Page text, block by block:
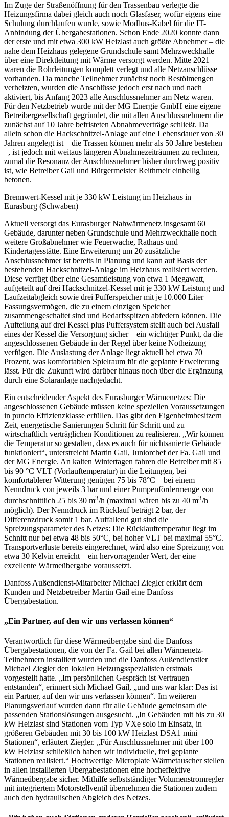
Im Zuge der Straßenöffnung für den Trassenbau verlegte die
Heizungsfirma dabei gleich auch noch Glasfaser, wofür eigens eine
Schulung durchlaufen wurde, sowie Modbus-Kabel für die IT-
Anbindung der Übergabestationen. Schon Ende 2020 konnte dann
der erste und mit etwa 300 kW Heizlast auch größte Abnehmer – die
nahe dem Heizhaus gelegene Grundschule samt Mehrzweckhalle –
über eine Direktleitung mit Wärme versorgt werden. Mitte 2021
waren die Rohrleitungen komplett verlegt und alle Netzanschlüsse
vorhanden. Da manche Teilnehmer zunächst noch Restölmengen
verheizten, wurden die Anschlüsse jedoch erst nach und nach
aktiviert, bis Anfang 2023 alle Anschlussnehmer am Netz waren.
Für den Netzbetrieb wurde mit der MG Energie GmbH eine eigene
Betreibergesellschaft gegründet, die mit allen Anschlussnehmern die
zunächst auf 10 Jahre befristeten Abnahmeverträge schließt. Da
allein schon die Hackschnitzel-Anlage auf eine Lebensdauer von 30
Jahren angelegt ist – die Trassen können mehr als 50 Jahre bestehen
–, ist jedoch mit weitaus längeren Abnahmezeiträumen zu rechnen,
zumal die Resonanz der Anschlussnehmer bisher durchweg positiv
ist, wie Betreiber Gail und Bürgermeister Reithmeir einhellig
betonen.
Brennwert-Kessel mit je 330 kW Leistung im Heizhaus in
Eurasburg (Schwaben)
Aktuell versorgt das Eurasburger Nahwärmenetz insgesamt 60
Gebäude, darunter neben Grundschule und Mehrzweckhalle noch
weitere Großabnehmer wie Feuerwache, Rathaus und
Kindertagesstätte. Eine Erweiterung um 20 zusätzliche
Anschlussnehmer ist bereits in Planung und kann auf Basis der
bestehenden Hackschnitzel-Anlage im Heizhaus realisiert werden.
Diese verfügt über eine Gesamtleistung von etwa 1 Megawatt,
aufgeteilt auf drei Hackschnitzel-Kessel mit je 330 kW Leistung und
Laufzeitabgleich sowie drei Pufferspeicher mit je 10.000 Liter
Fassungsvermögen, die zu einem einzigen Speicher
zusammengeschaltet sind und Bedarfsspitzen abfedern können. Die
Aufteilung auf drei Kessel plus Puffersystem stellt auch bei Ausfall
eines der Kessel die Versorgung sicher – ein wichtiger Punkt, da die
angeschlossenen Gebäude in der Regel über keine Notheizung
verfügen. Die Auslastung der Anlage liegt aktuell bei etwa 70
Prozent, was komfortablen Spielraum für die geplante Erweiterung
lässt. Für die Zukunft wird darüber hinaus noch über die Ergänzung
durch eine Solaranlage nachgedacht.
Ein entscheidender Aspekt des Eurasburger Wärmenetzes: Die
angeschlossenen Gebäude müssen keine speziellen Voraussetzungen
in puncto Effizienzklasse erfüllen. Das gibt den Eigenheimbesitzern
Zeit, energetische Sanierungen Schritt für Schritt und zu
wirtschaftlich verträglichen Konditionen zu realisieren. „Wir können
die Temperatur so gestalten, dass es auch für nichtsanierte Gebäude
funktioniert“, unterstreicht Martin Gail, Juniorchef der Fa. Gail und
der MG Energie. An kalten Wintertagen fahren die Betreiber mit 85
bis 90 °C VLT (Vorlauftemperatur) in die Leitungen, bei
komfortablerer Witterung genügen 75 bis 78°C – bei einem
Nenndruck von jeweils 3 bar und einer Pumpenfördermenge von
durchschnittlich 25 bis 30 m3/h (maximal wären bis zu 40 m3/h
möglich). Der Nenndruck im Rücklauf beträgt 2 bar, der
Differenzdruck somit 1 bar. Auffallend gut sind die
Spreizungsparameter des Netzes: Die Rücklauftemperatur liegt im
Schnitt nur bei etwa 48 bis 50°C, bei hoher VLT bei maximal 55°C.
Transportverluste bereits eingerechnet, wird also eine Spreizung von
etwa 30 Kelvin erreicht – ein hervorragender Wert, der eine
exzellente Wärmeübergabe voraussetzt.
Danfoss Außendienst-Mitarbeiter Michael Ziegler erklärt dem
Kunden und Netzbetreiber Martin Gail eine Danfoss
Übergabestation.
„Ein Partner, auf den wir uns verlassen können“
Verantwortlich für diese Wärmeübergabe sind die Danfoss
Übergabestationen, die von der Fa. Gail bei allen Wärmenetz-
Teilnehmern installiert wurden und die Danfoss Außendienstler
Michael Ziegler den lokalen Heizungsspezialisten erstmals
vorgestellt hatte. „Im persönlichen Gespräch ist Vertrauen
entstanden“, erinnert sich Michael Gail, „und uns war klar: Das ist
ein Partner, auf den wir uns verlassen können“. Im weiteren
Planungsverlauf wurden dann für alle Gebäude gemeinsam die
passenden Stationslösungen ausgesucht. „In Gebäuden mit bis zu 30
kW Heizlast sind Stationen vom Typ VXe solo im Einsatz, in
größeren Gebäuden mit 30 bis 100 kW Heizlast DSA1 mini
Stationen“, erläutert Ziegler. „Für Anschlussnehmer mit über 100
kW Heizlast schließlich haben wir individuelle, frei geplante
Stationen realisiert.“ Hochwertige Microplate Wärmetauscher stellen
in allen installierten Übergabestationen eine hocheffektive
Wärmeübergabe sicher. Mithilfe selbstständiger Volumenstromregler
mit integriertem Motorstellventil übernehmen die Stationen zudem
auch den hydraulischen Abgleich des Netzes.